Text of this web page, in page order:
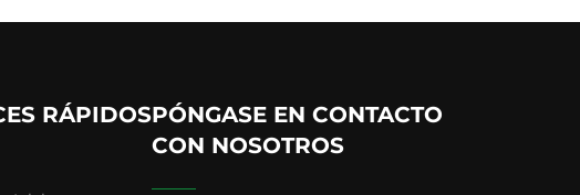
RÁPIDOSPÓNGASE EN CONTACTO
CON NOSOTROS